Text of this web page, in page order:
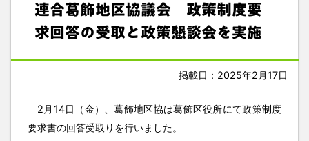
連合葛飾地区協議会 政策制度要
求回答の受取と政策懇談会を実施
掲載日：2025年2月17日
2月14日（金）、葛飾地区協は葛飾区役所にて政策制度
要求書の回答受取りを行いました。